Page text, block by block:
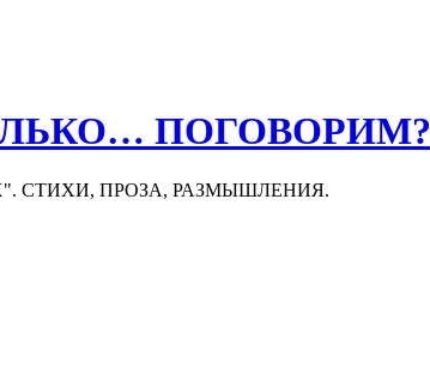
ПОГОВОРИМ?
СТИХИ, ПРОЗА, РАЗМЫШЛЕНИЯ.